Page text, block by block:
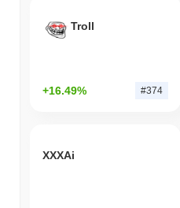
Troll
+16.49% #374
XXXAi